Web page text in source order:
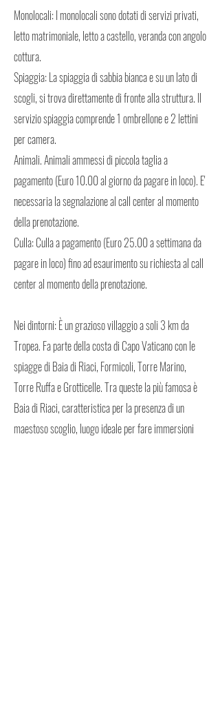
Monolocali: I monolocali sono dotati di servizi privati,
letto matrimoniale, letto a castello, veranda con angolo
cottura.
Spiaggia: La spiaggia di sabbia bianca e su un lato di
scogli, si trova direttamente di fronte alla struttura. Il
servizio spiaggia comprende 1 ombrellone e 2 lettini
per camera.
Animali. Animali ammessi di piccola taglia a
pagamento (Euro 10.00 al giorno da pagare in loco). E'
necessaria la segnalazione al call center al momento
della prenotazione.
Culla: Culla a pagamento (Euro 25.00 a settimana da
pagare in loco) fino ad esaurimento su richiesta al call
center al momento della prenotazione.
Nei dintorni: È un grazioso villaggio a soli 3 km da
Tropea. Fa parte della costa di Capo Vaticano con le
spiagge di Baia di Riaci, Formicoli, Torre Marino,
Torre Ruffa e Grotticelle. Tra queste la più famosa è
Baia di Riaci, caratteristica per la presenza di un
maestoso scoglio, luogo ideale per fare immersioni